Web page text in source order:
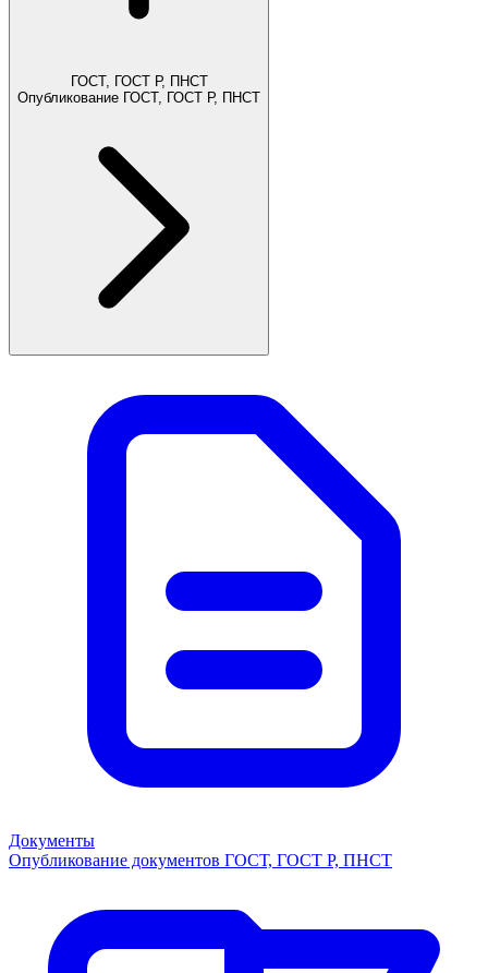
ГОСТ, ГОСТ Р, ПНСТ
Опубликование ГОСТ, ГОСТ Р, ПНСТ
Документы
Опубликование документов ГОСТ, ГОСТ Р, ПНСТ